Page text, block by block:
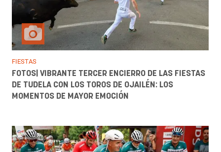
FIESTAS
FOTOS| VIBRANTE TERCER ENCIERRO DE LAS FIESTAS
DE TUDELA CON LOS TOROS DE OJAILÉN: LOS
MOMENTOS DE MAYOR EMOCIÓN